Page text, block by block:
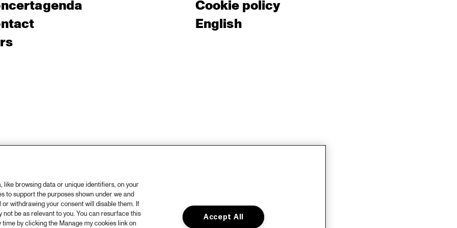
Cookie policy
English
browsing data or unique identifiers, on your
to support the purposes shown under we and
withdrawing your consent will disable them. If
be as relevant to you. You can resurface this
by clicking the Manage my cookies link on
Accept All